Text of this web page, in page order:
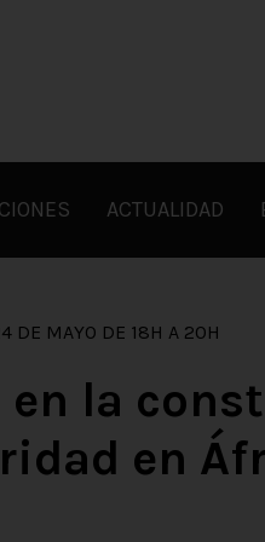
ACTUALIDAD
DE MAYO DE 18H A 20H
la
en